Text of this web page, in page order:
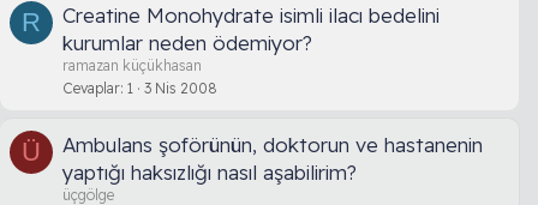
R
Creatine Monohydrate isimli ilacı bedelini
kurumlar neden ödemiyor?
ramazan küçükhasan
Cevaplar 1 3 Nis 2008
Ü
Ambulans şoförünün, doktorun ve hastanenin
yaptığı haksızlığı nasıl aşabilirim?
üçgölge